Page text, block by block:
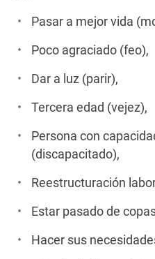
Pasar a mejor vida
Poco agraciado (feo),
Dar a luz (parir),
Tercera edad (vejez),
Persona con
(discapacitado),
Reestructuración
Estar pasado de
Hacer sus